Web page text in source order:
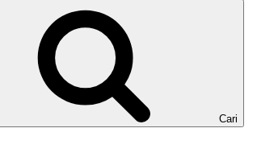
Cari